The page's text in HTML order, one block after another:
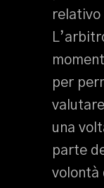
relativo
per
una
parte
volontà